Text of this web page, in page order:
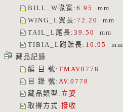
BILL_W喙寬 : 6.95
mm
WING_L翼長 : 72.20
mm
TAIL_L尾長 : 39.50
mm
TIBIA_L跗蹠長 : 10.95
mm
藏品記錄
編 目 號 : TMAV0778
目 錄 號 : AV.0778
藏品類型 : 立姿
取得方式 : 接收